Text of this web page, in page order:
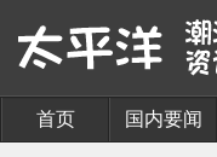
首页 国内要闻